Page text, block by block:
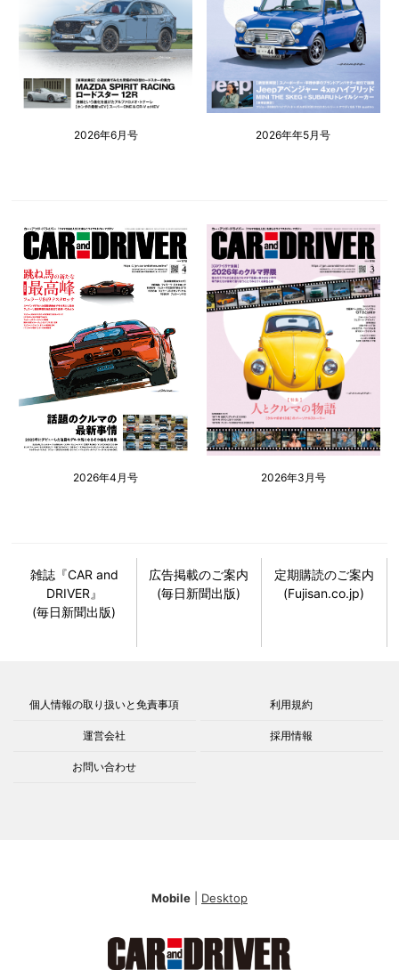
2026年6月号 2026年年5月号
2026年4月号 2026年3月号
雑誌『CAR and
DRIVER』
(毎日新聞出版)
広告掲載のご案内
(毎日新聞出版)
定期購読のご案内
(Fujisan.co.jp)
個人情報の取り扱いと免責事項 利用規約
運営会社 採用情報
お問い合わせ
Mobile Desktop